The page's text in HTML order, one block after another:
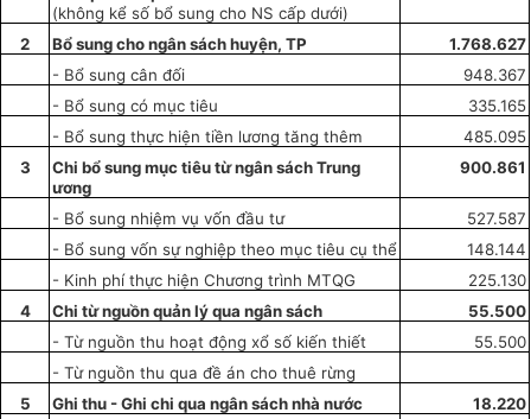
(không kể số bổ sung cho NS cấp dưới)
2
Bổ sung cho ngân sách huyện, TP
1.768.627
- Bổ sung cân đối
948.367
- Bổ sung có mục tiêu
335.165
- Bổ sung thực hiện tiền lương tăng thêm
485.095
3
Chi bổ sung mục tiêu từ ngân sách Trung
ương
900.861
- Bổ sung nhiệm vụ vốn đầu tư
527.587
- Bổ sung vốn sự nghiệp theo mục tiêu cụ thể
148.144
- Kinh phí thực hiện Chương trình MTQG
225.130
4
Chi từ nguồn quản lý qua ngân sách
55.500
- Từ nguồn thu hoạt động xổ số kiến thiết
55.500
- Từ nguồn thu qua đề án cho thuê rừng
5
Ghi thu -Ghi chi qua ngân sách nhà nước
18.220